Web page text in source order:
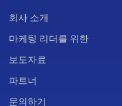
회사 소개
마케팅 리더를 위한
보도자료
파트너
문의하기